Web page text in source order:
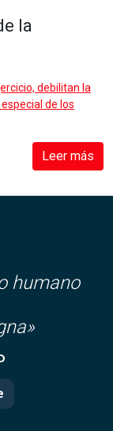
la
debilitan la
de los
Leer más
humano